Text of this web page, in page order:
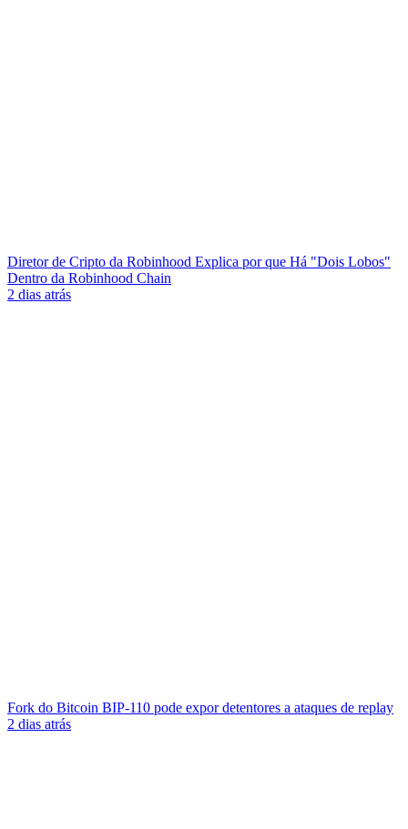
Diretor de Cripto da Robinhood Explica por que Há "Dois Lobos"
Dentro da Robinhood Chain
2 dias atrás
Fork do Bitcoin BIP-110 pode expor detentores a ataques de replay
2 dias atrás